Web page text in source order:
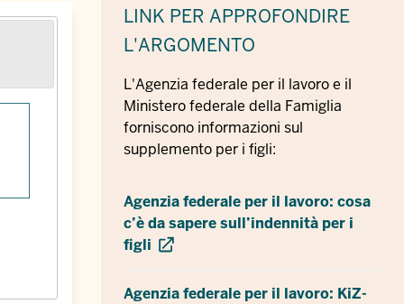
LINK PER APPROFONDIRE
L'ARGOMENTO
L'Agenzia federale per il lavoro e il
Ministero federale della Famiglia
forniscono informazioni sul
supplemento per i figli:
Agenzia federale per il lavoro: cosa
c’è da sapere sull’indennità per i
figli
Agenzia federale per il lavoro: KiZ-